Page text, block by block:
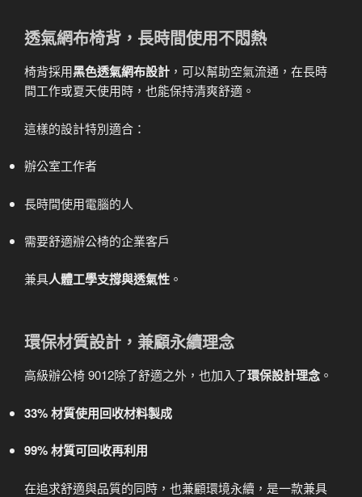
透氣網布椅背，長時間使用不悶熱
椅背採用黑色透氣網布設計 ，可以幫助空氣流通，在長時
間工作或夏天使用時，也能保持清爽舒適。
這樣的設計特別適合：
辦公室工作者
長時間使用電腦的人
需要舒適辦公椅的企業客戶
兼具人體工學支撐與透氣性 。
環保材質設計，兼顧永續理念
高級辦公椅 9012除了舒適之外，也加入了環保設計理念 。
33% 材質使用回收材料製成
99% 材質可回收再利用
在追求舒適與品質的同時，也兼顧環境永續，是一款兼具